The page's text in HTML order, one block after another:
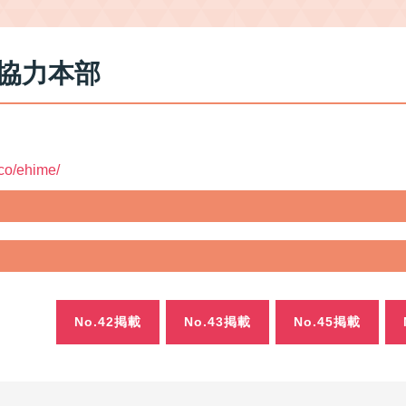
力本部
ehime/
No.42掲載 No.43掲載 No.45掲載